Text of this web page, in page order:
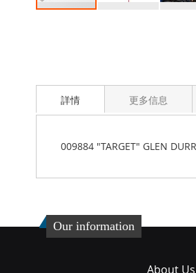
the
images
gallery
詳情
009884 "TARGET" GLEN
更多信息
Our information
About Us